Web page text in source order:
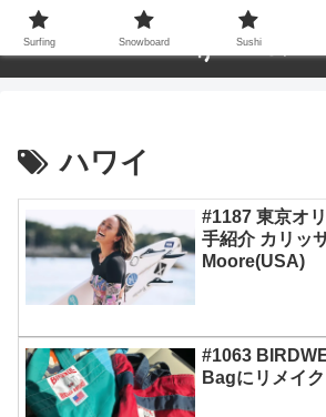
ハワイ
#1187 東京オ
手紹介 カリッ
Moore(USA)
#1063
Bagにリメイク
Surfing Snowboard Sushi